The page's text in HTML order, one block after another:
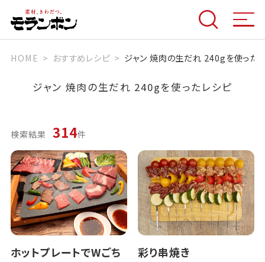
HOME おすすめレシピ ジャン 焼肉の生だれ 240gを使った
ジャン 焼肉の生だれ 240gを使ったレシピ
検索結果 314件
ホットプレートでWごち
彩り串焼き